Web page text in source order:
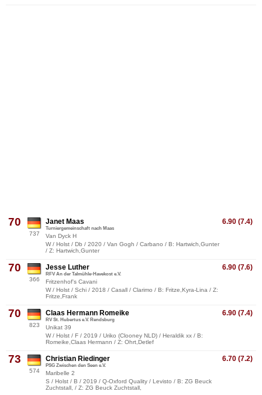
70
737
6.90 (7.4)
Janet Maas
Turniergemeinschaft nach Maas
Van Dyck H
W / Holst / Db / 2020 / Van Gogh / Carbano / B: Hartwich,Gunter
/ Z: Hartwich,Gunter
70
366
6.90 (7.6)
Jesse Luther
RFV An der Talmühle-Havekost e.V.
Fritzenhof's Cavani
W / Holst / Schi / 2018 / Casall / Clarimo / B: Fritze,Kyra-Lina / Z:
Fritze,Frank
70
823
6.90 (7.4)
Claas Hermann Romeike
RV St. Hubertus e.V. Rendsburg
Unikat 39
W / Holst / F / 2019 / Uriko (Clooney NLD) / Heraldik xx / B:
Romeike,Claas Hermann / Z: Ohrt,Detlef
73
574
6.70 (7.2)
Christian Riedinger
PSG Zwischen den Seen e.V.
Maribelle 2
S / Holst / B / 2019 / Q-Oxford Quality / Levisto / B: ZG Beuck
Zuchtstall, / Z: ZG Beuck Zuchtstall,